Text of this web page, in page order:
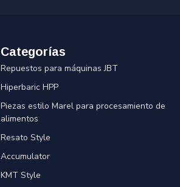
Categorías
Repuestos para máquinas JBT
Hiperbaric HPP
Piezas estilo Marel para procesamiento de
alimentos
Resato Style
Accumulator
KMT Style